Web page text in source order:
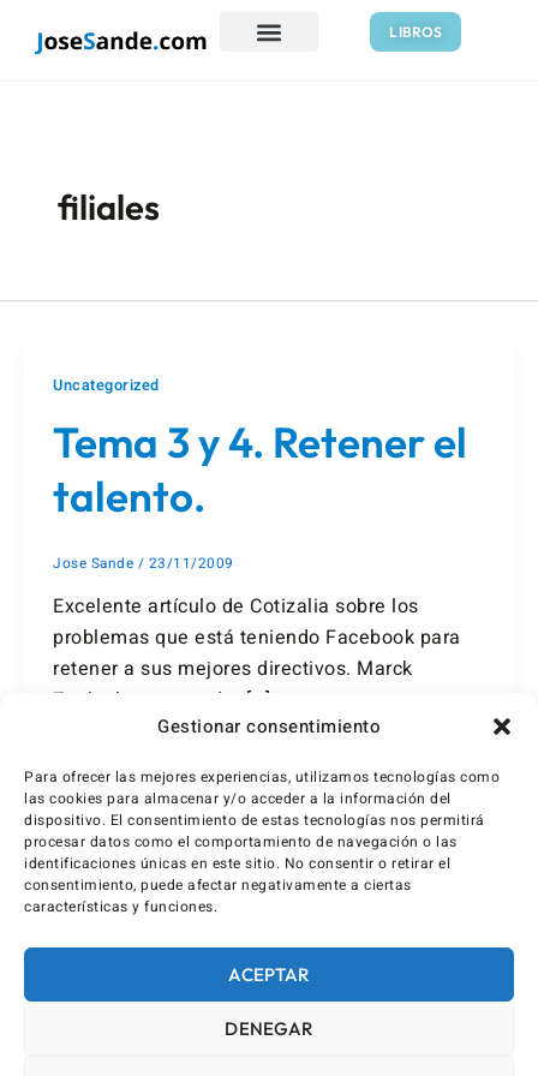
Gestionar consentimiento
Para ofrecer las mejores experiencias, utilizamos tecnologías como
las cookies para almacenar y/o acceder a la información del
dispositivo. El consentimiento de estas tecnologías nos permitirá
procesar datos como el comportamiento de navegación o las
identificaciones únicas en este sitio. No consentir o retirar el
consentimiento, puede afectar negativamente a ciertas
características y funciones.
ACEPTAR
DENEGAR
LIBROS
filiales
Uncategorized
Tema 3 y 4. Retener el
talento.
Jose Sande / 23/11/2009
Excelente artículo de Cotizalia sobre los
problemas que está teniendo Facebook para
retener a sus mejores directivos. Marck
Zuckerberg, creador […]